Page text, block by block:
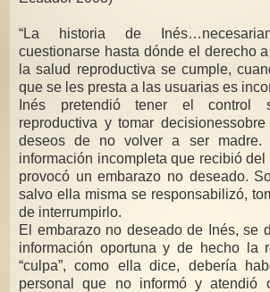
“La historia de
cuestionarse hasta dónde el derecho
la salud reproductiva se cumple,
que se les presta a las usuarias es
Inés pretendió tener el control
reproductiva y tomar
deseos de no volver a ser madre.
información incompleta que recibió
provocó un embarazo no deseado.
salvo ella misma se responsabilizó,
de interrumpirlo.
El embarazo no deseado de Inés, se
información oportuna y de hecho la
“culpa”, como ella dice, debería
personal que no informó y atendió